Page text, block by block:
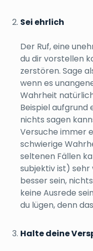
Sei ehrlich
Der Ruf, eine
du dir vorstellen
zerstören. Sage
wenn es
Wahrheit
Beispiel aufgrund
nichts sagen
Versuche immer
schwierige
seltenen Fällen
subjektiv ist) sehr
besser sein,
keine Ausrede
du lügen, denn
Halte deine